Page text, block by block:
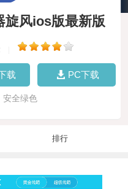
旋风ios版最新版
载 PC下载
安全绿色
排行